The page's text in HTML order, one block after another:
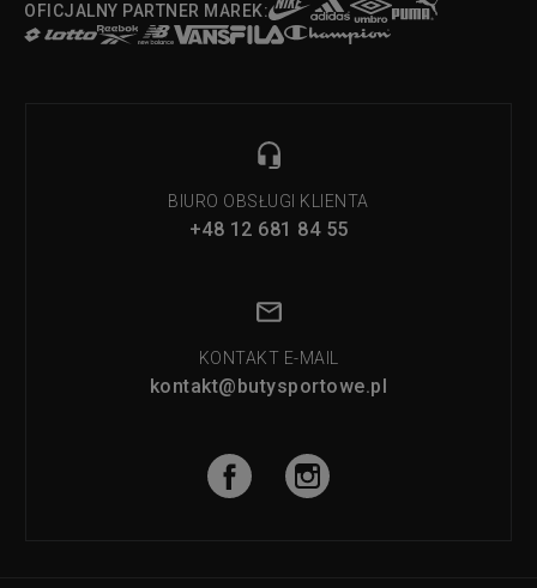
OFICJALNY PARTNER MAREK:
BIURO OBSŁUGI KLIENTA
+48 12 681 84 55
KONTAKT E-MAIL
kontakt@butysportowe.pl